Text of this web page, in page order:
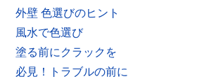
外壁 色選びのヒント
風水で色選び
塗る前にクラックを
必見！トラブルの前に